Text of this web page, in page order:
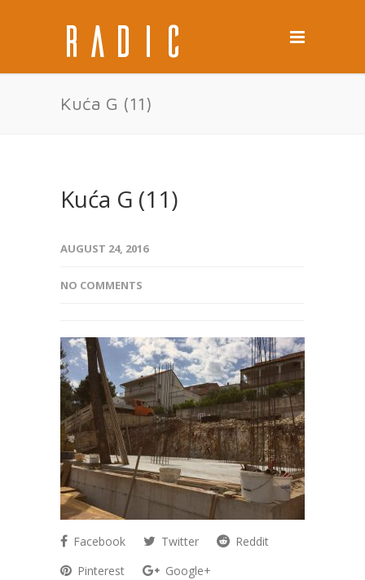
Kuća G (11)
Kuća G (11)
AUGUST 24, 2016
NO COMMENTS
Facebook Twitter
Reddit
Pinterest
Google+